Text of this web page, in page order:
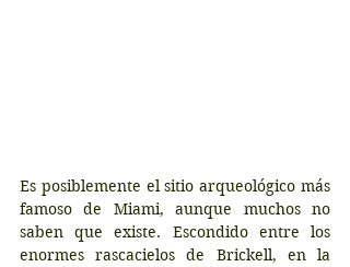
Es posiblemente el sitio arqueológico más
famoso de Miami, aunque muchos no
saben que existe. Escondido entre los
enormes rascacielos de Brickell, en la